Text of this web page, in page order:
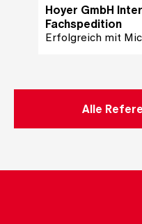
Hoyer GmbH
Fachspedition
Erfolgreich mit
Alle